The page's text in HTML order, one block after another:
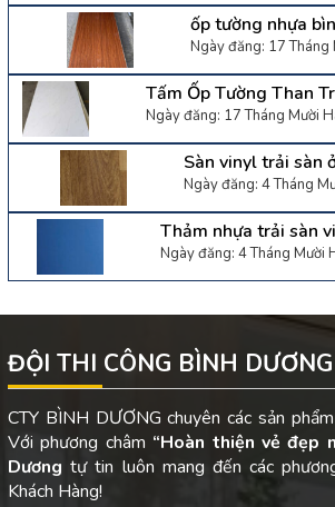
ốp tường nhựa
Ngày đăng: 17
Tấm Ốp Tường Than
Ngày đăng: 17 Tháng Mười
Sàn vinyl trải sàn
Ngày đăng: 4 Tháng
Thảm nhựa trải sàn
Ngày đăng: 4 Tháng Mười
ĐỘI THI CÔNG BÌNH DƯƠNG
CTY BÌNH DƯƠNG chuyên các sản
Với phương châm “Hoàn thiện vẻ đẹp
Dươngtự tin luôn mang đến các
Khách Hàng!